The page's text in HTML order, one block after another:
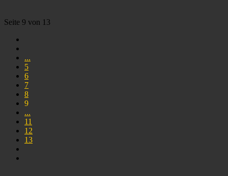
Seite 9 von 13
...
5
6
7
8
9
...
11
12
13